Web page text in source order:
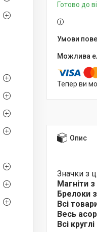
Готово до
Тепер ви
Опис
Значки з
Магніти
Брелоки
Всі
Весь
Всі